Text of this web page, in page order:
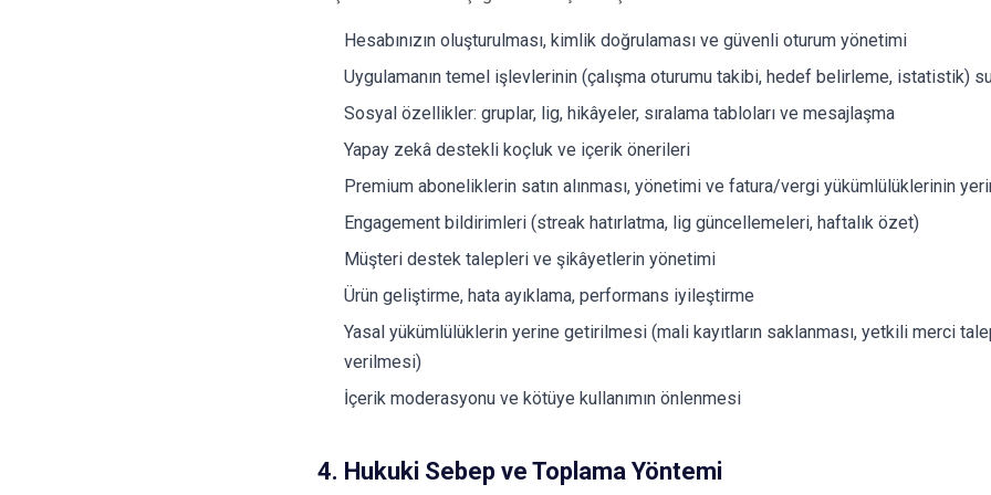
Hesabınızın oluşturulması, kimlik doğrulaması ve güvenli oturum yönetimi
Uygulamanın temel işlevlerinin (çalışma oturumu takibi, hedef belirleme, istatistik)
Sosyal özellikler: gruplar, lig, hikâyeler, sıralama tabloları ve mesajlaşma
Yapay zekâ destekli koçluk ve içerik önerileri
Premium aboneliklerin satın alınması, yönetimi ve fatura/vergi yükümlülüklerinin
Engagement bildirimleri (streak hatırlatma, lig güncellemeleri, haftalık özet)
Müşteri destek talepleri ve şikâyetlerin yönetimi
Ürün geliştirme, hata ayıklama, performans iyileştirme
Yasal yükümlülüklerin yerine getirilmesi (mali kayıtların saklanması, yetkili merci
verilmesi)
İçerik moderasyonu ve kötüye kullanımın önlenmesi
4. Hukuki Sebep ve Toplama Yöntemi